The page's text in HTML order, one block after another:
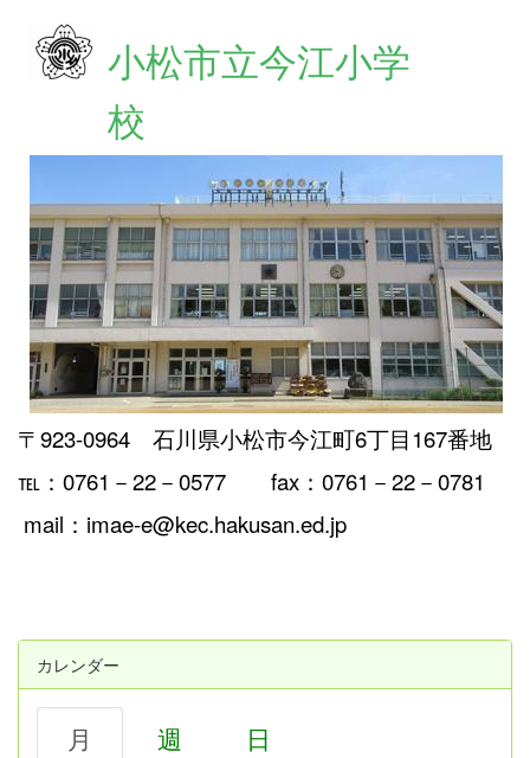
小松市立今江小学
校
〒923-0964 石川県小松市今江町6丁目167番地
℡：0761－22－0577 fax：0761－22－0781
mail：imae-e@kec.hakusan.ed.jp
カレンダー
月 週 日